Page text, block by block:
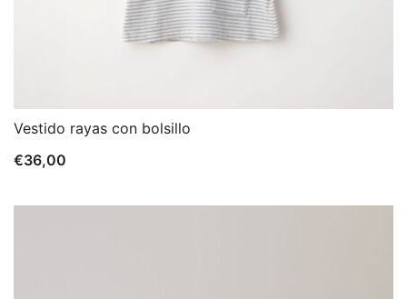
Vestido rayas con bolsillo
€36,00